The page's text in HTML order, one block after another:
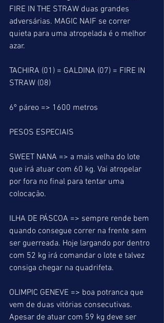
FIRE IN THE STRAW duas grandes
adversárias. MAGIC NAIF se correr
quieta para uma atropelada é o melhor
azar.
TACHIRA (01) = GALDINA (07) = FIRE IN
STRAW (08)
6º páreo => 1600 metros
PESOS ESPECIAIS
SWEET NANA => a mais velha do lote
que irá atuar com 60 kg. Vai atropelar
por fora no final para tentar uma
colocação.
ILHA DE PÁSCOA => sempre rende bem
quando consegue correr na frente sem
ser guerreada. Hoje largando por dentro
com 52 kg irá comandar o lote e talvez
consiga chegar na quadrifeta.
OLIMPIC GENEVE => boa potranca que
vem de duas vitórias consecutivas.
Apesar de atuar com 59 kg deve ser